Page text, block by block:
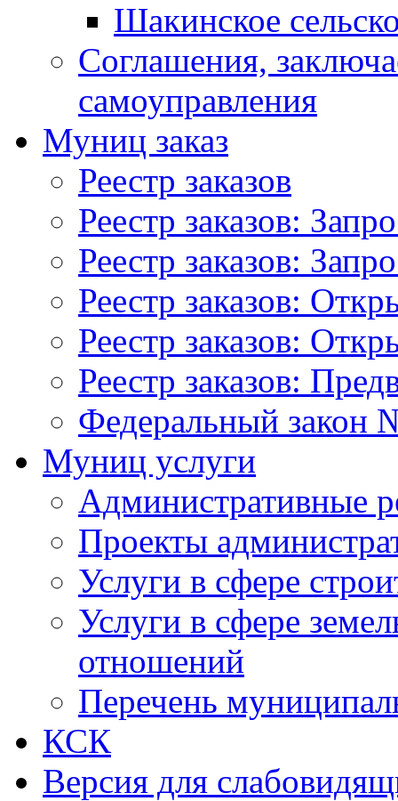
Шакинское
Соглашения,
самоуправления
Муниц заказ
Реестр заказов
Реестр заказов:
Реестр заказов:
Реестр заказов:
Реестр заказов:
Реестр заказов:
Федеральный закон
Муниц услуги
Административные
Проекты
Услуги в сфере
Услуги в сфере
отношений
Перечень
КСК
Версия для